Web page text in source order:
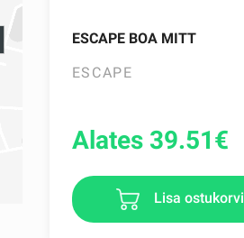
ESCAPE BOA MITT
ESCAPE
Alates 39.51€
Lisa ostukorvi